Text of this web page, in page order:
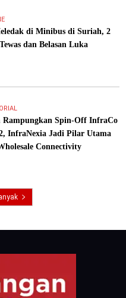
di Minibus di Suriah, 2
dan Belasan Luka
Rampungkan Spin-Off InfraCo
InfraNexia Jadi Pilar Utama
Connectivity